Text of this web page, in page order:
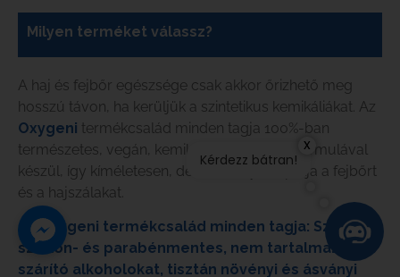
Milyen terméket válassz?
A haj és fejbőr egészsége csak akkor őrizhető meg
hosszú távon, ha kerüljük a szintetikus kemikáliákat. Az
Oxygeni termékcsalád minden tagja 100%-ban
természetes, vegán, kemikáliáktól mentes formulával
készül, így kíméletesen, de hatékonyan ápolja a fejbőrt
és a hajszálakat.
Az Oxygeni termékcsalád minden tagja: Szulfát-,
szilikon- és parabénmentes, nem tartalmaz
szárító alkoholokat, tisztán növényi és ásványi
Kérdezz bátran!
x